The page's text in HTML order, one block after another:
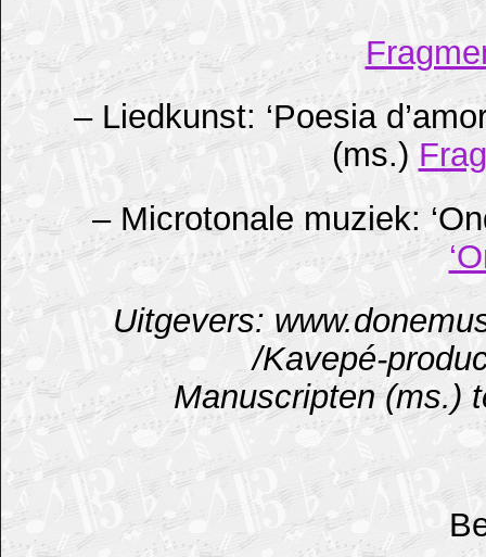
– Liedkunst: ‘Poesia
(ms.)
– Microtonale muziek:
Uitgevers:
/Kavepé-
Manuscripten (ms.)